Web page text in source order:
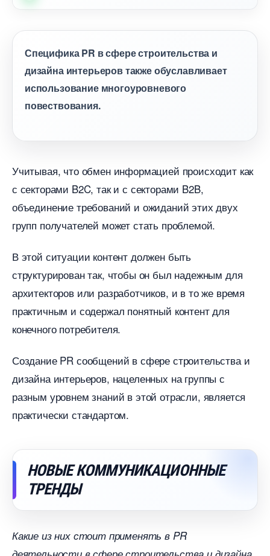
Специфика PR в сфере строительства и
дизайна интерьеров также обуславливает
использование многоуровневого
повествования.
Учитывая, что обмен информацией происходит как
с секторами B2C, так и с секторами B2B,
объединение требований и ожиданий этих двух
рупп получателей может стать проблемой.
этой ситуации контент должен быть
структурирован так, чтобы он был надежным для
архитекторов или разработчиков, и в то же время
практичным и содержал понятный контент для
конечного потребителя.
Создание PR сообщений в сфере строительства и
дизайна интерьеров, нацеленных на группы с
разным уровнем знаний в этой отрасли, является
практически стандартом.
НОВЫЕ КОММУНИКАЦИОННЫЕ
ТРЕНДЫ
Какие из них стоит применять в PR